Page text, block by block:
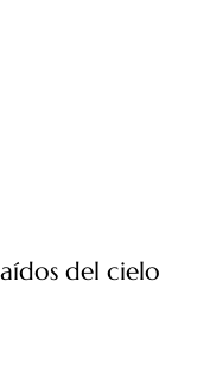
del cielo